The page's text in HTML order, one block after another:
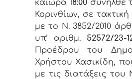
καιώρα18:00 συνήλθε
Κορινθίων, σε
με το Ν. 3852/2010
υπ’ αριθμ. 52572/23-
Προέδρου του
Χρήστου Χασικίδη,
με τις διατάξεις του